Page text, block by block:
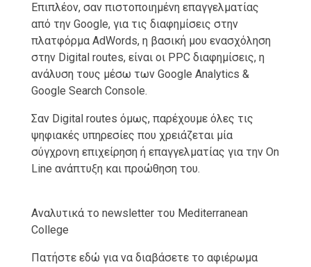
Επιπλέον, σαν πιστοποιημένη επαγγελματίας
από την Google, για τις διαφημίσεις στην
πλατφόρμα AdWords, η βασική μου ενασχόληση
στην Digital routes, είναι οι PPC διαφημίσεις, η
ανάλυση τους μέσω των Google Analytics &
Google Search Console.
Σαν Digital routes όμως, παρέχουμε όλες τις
ψηφιακές υπηρεσίες που χρειάζεται μία
σύγχρονη επιχείρηση ή επαγγελματίας για την On
Line ανάπτυξη και προώθηση του.
Αναλυτικά το newsletter του Mediterranean
College
Πατήστε εδώ για να διαβάσετε το αφιέρωμα